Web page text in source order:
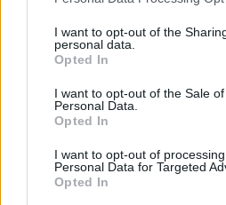
not limited to your visit or usage
grant or deny consent to Google
use your data for below specified
consent section.
I want to opt-out of the
personal data.
Opted In
I want to opt-out of the Sale
Personal Data.
Opted In
I want to opt-out of
Personal Data for Targeted
Opted In
δημιουργικές επιλογές του
και με τα βασικά, φθηνότερα
iPhone Air 2αναμένεται να
Ultrawide (υπερευρυγώνιο)
την κατηγορία Pro θα
τηλεφακός (Telephoto) για
απουσιάζει, ωστόσο η